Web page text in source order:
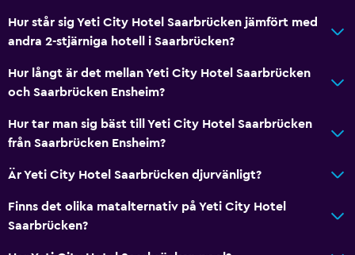
Tjänster och bekvämligheter
Reception dygnet runt
Media och underhållning
Arbetsyta
Skrivbord
Hur står sig Yeti City Hotel Saarbrücken jämfört med
andra 2-stjärniga hotell i Saarbrücken?
Hur långt är det mellan Yeti City Hotel Saarbrücken
och Saarbrücken Ensheim?
Hur tar man sig bäst till Yeti City Hotel Saarbrücken
från Saarbrücken Ensheim?
Är Yeti City Hotel Saarbrücken djurvänligt?
Finns det olika matalternativ på Yeti City Hotel
Saarbrücken?